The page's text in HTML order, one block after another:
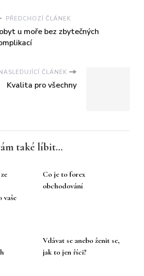
PŘEDCHOZÍ ČLÁNEK
u moře bez zbytečných
ČLÁNEK
Kvalita pro všechny
také líbit...
vaše
Co je to forex
obchodování
Vdávat se anebo ženit se,
jak to jen říci?